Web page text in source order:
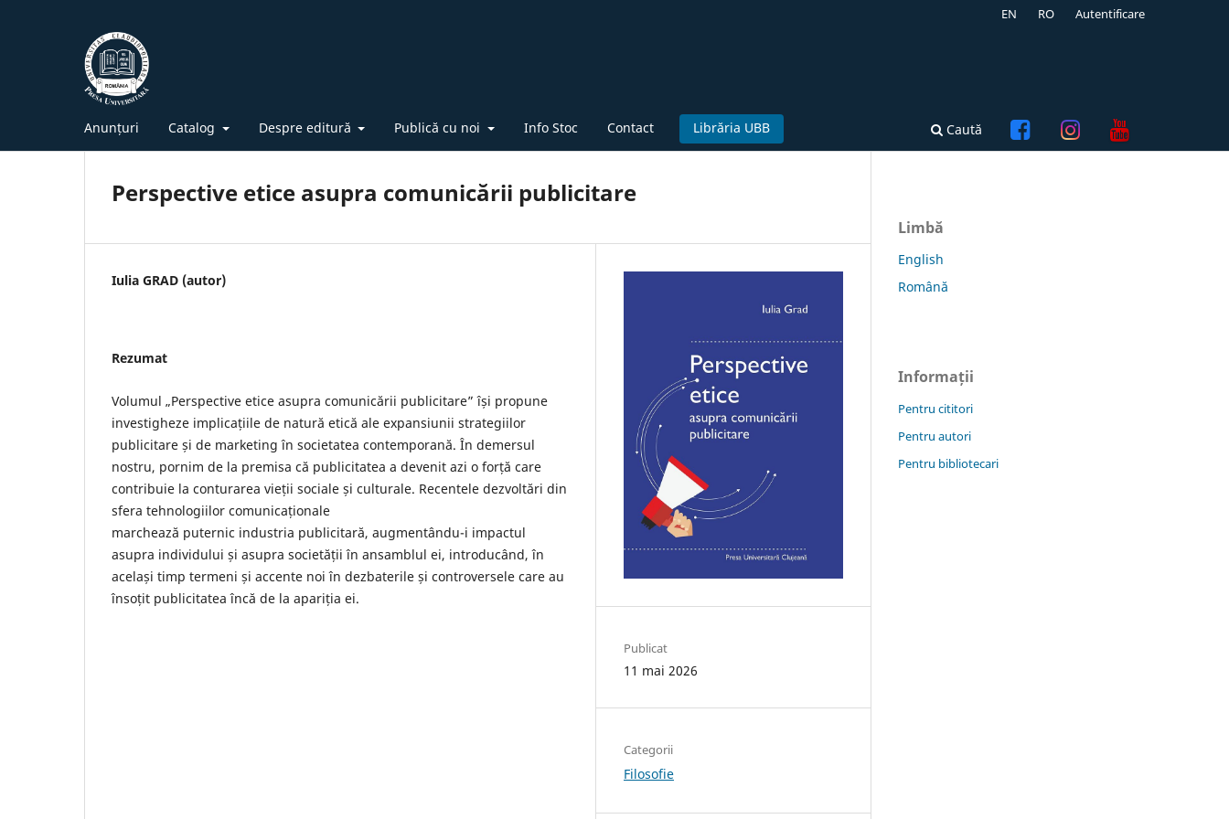
Anunțuri Catalog Despre editură Publică cu noi Info Stoc Contact Librăria UBB Caută
EN RO Autentificare
Perspective etice asupra comunicării publicitare
Iulia GRAD (autor)
Rezumat
Volumul „Perspective etice asupra comunicării publicitare” își propune
investigheze implicațiile de natură etică ale expansiunii strategiilor
publicitare și de marketing în societatea contemporană. În demersul
nostru, pornim de la premisa că publicitatea a devenit azi o forță care
contribuie la conturarea vieții sociale și culturale. Recentele dezvoltări din
sfera tehnologiilor comunicaționale
marchează puternic industria publicitară, augmentându-i impactul
asupra individului și asupra societății în ansamblul ei, introducând, în
același timp termeni și accente noi în dezbaterile și controversele care au
însoțit publicitatea încă de la apariția ei.
Publicat
11 mai 2026
Categorii
Filosofie
Limbă
English
Română
Informații
Pentru cititori
Pentru autori
Pentru bibliotecari